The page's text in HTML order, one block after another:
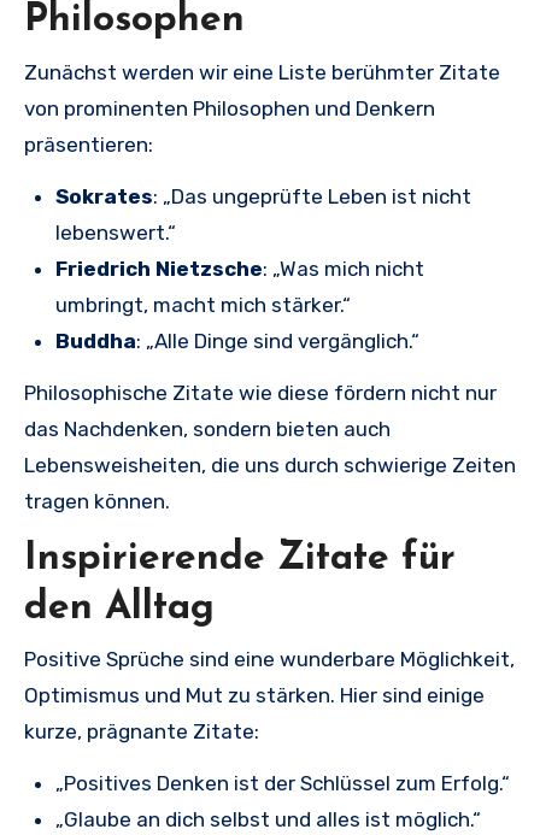
Philosophen
Zunächst werden wir eine Liste berühmter Zitate
von prominenten Philosophen und Denkern
präsentieren:
Sokrates: „Das ungeprüfte Leben ist nicht
lebenswert.“
Friedrich Nietzsche: „Was mich nicht
umbringt, macht mich stärker.“
Buddha: „Alle Dinge sind vergänglich.“
Philosophische Zitate wie diese fördern nicht nur
das Nachdenken, sondern bieten auch
Lebensweisheiten, die uns durch schwierige Zeiten
tragen können.
Inspirierende Zitate für
den Alltag
Positive Sprüche sind eine wunderbare Möglichkeit,
Optimismus und Mut zu stärken. Hier sind einige
kurze, prägnante Zitate:
„Positives Denken ist der Schlüssel zum Erfolg.“
„Glaube an dich selbst und alles ist möglich.“